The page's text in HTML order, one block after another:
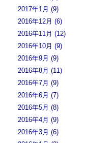
2017年1月 (9)
2016年12月 (6)
2016年11月 (12)
2016年10月 (9)
2016年9月 (9)
2016年8月 (11)
2016年7月 (9)
2016年6月 (7)
2016年5月 (8)
2016年4月 (9)
2016年3月 (6)